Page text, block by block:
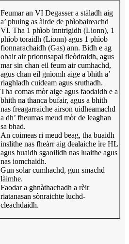
Feumar an VI Degasser a stàladh aig
a’ phuing as àirde de phìobaireachd
VI. Tha 1 phìob inntrigidh (Lionn), 1
phìob toraidh (Lionn) agus 1 phìob
fionnarachaidh (Gas) ann. Bidh e ag
obair air prionnsapal fleòdraidh, agus
mar sin chan eil feum air cumhachd,
agus chan eil gnìomh aige a bhith a’
riaghladh cuideam agus sruthadh.
Tha comas mòr aige agus faodaidh e a
bhith na thanca bufair, agus a bhith
nas freagarraiche airson uidheamachd
a dh’ fheumas meud mòr de leaghan
sa bhad.
An coimeas ri meud beag, tha buaidh
inslithe nas fheàrr aig dealaiche ìre HL
agus buaidh sgaoilidh nas luaithe agus
nas iomchaidh.
Gun solar cumhachd, gun smachd
làimhe.
Faodar a ghnàthachadh a rèir
riatanasan sònraichte luchd-
cleachdaidh.